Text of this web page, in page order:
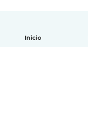
Inicio